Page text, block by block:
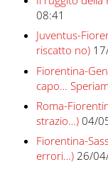
08:41
Juventus-
riscatto no)
Fiorentina-
capo…
Roma-
strazio…) 04/
Fiorentina-
errori…) 26/